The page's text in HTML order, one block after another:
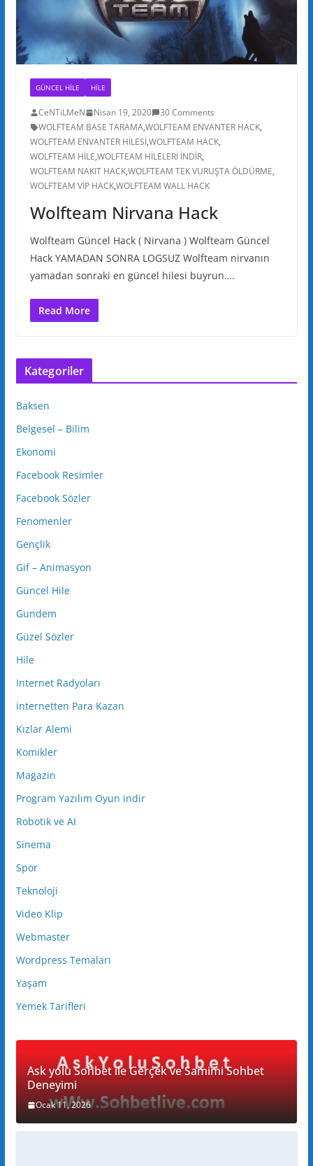
GÜNCEL HILE HILE
CeNTiLMeN Nisan 19, 2020
30 Comments
WOLFTEAM BASE TARAMA,WOLFTEAM ENVANTER HACK,
WOLFTEAM ENVANTER HİLESİ,WOLFTEAM HACK,
WOLFTEAM HİLE,WOLFTEAM HİLELERİ İNDİR,
WOLFTEAM NAKIT HACK,WOLFTEAM TEK VURUŞTA ÖLDÜRME,
WOLFTEAM VİP HACK,WOLFTEAM WALL HACK
Wolfteam Nirvana Hack
Wolfteam Güncel Hack ( Nirvana ) Wolfteam Güncel
Hack YAMADAN SONRA LOGSUZ Wolfteam nirvanın
yamadan sonraki en güncel hilesi buyrun….
Read More
Kategoriler
Baksen
Belgesel – Bilim
Ekonomi
Facebook Resimler
Facebook Sözler
Fenomenler
Gençlik
Gif – Animasyon
Güncel Hile
Gundem
Güzel Sözler
Hile
Internet Radyoları
internetten Para Kazan
Kızlar Alemi
Komikler
Magazin
Program Yazılım Oyun indir
Robotik ve AI
Sinema
Spor
Teknoloji
Video Klip
Webmaster
Wordpress Temaları
Yaşam
Yemek Tarifleri
Ask yolu Sohbet ile Gerçek ve Samimi Sohbet
Deneyimi
Ocak 11, 2026